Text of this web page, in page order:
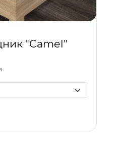
"Camel"